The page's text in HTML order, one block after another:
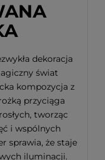
dekoracja
świat
kompozycja z
przyciąga
tworząc
i wspólnych
sprawia, że staje
iluminacji.